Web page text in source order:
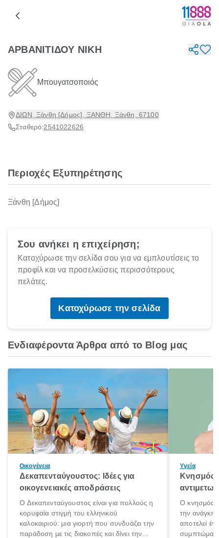
ΑΡΒΑΝΙΤΙΔΟΥ ΝΙΚΗ
Μπουγατσοποιός
ΔΙΩΝ, Ξάνθη [Δήμος], ΞΑΝΘΗ, Ξάνθη, 67100
Σταθερό:2541022626
Περιοχές Εξυπηρέτησης
Ξάνθη [Δήμος]
Σου ανήκει η επιχείρηση;
Κατοχύρωσε την σελίδα σου για να εμπλουτίσεις το
προφίλ και να προσελκύσεις περισσότερους
πελάτες.
Κατοχύρωσε την σελίδα
Ενδιαφέροντα Άρθρα από το Blog μας
Οικογένεια
Δεκαπενταύγουστος: Ιδέες για
οικογενειακές αποδράσεις
Ο Δεκαπενταύγουστος είναι για πολλούς η
κορυφαία στιγμή του ελληνικού
καλοκαιριού: μια γιορτή που συνδυάζει την
παράδοση με τις διακοπές και δίνει την
Υγεία
Κνησμός:
Ο κνησμός
την ανάγκη
αποτελεί